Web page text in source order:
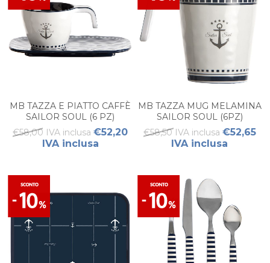
MB TAZZA E PIATTO CAFFÈ
SAILOR SOUL (6 PZ)
€58,00 IVA inclusa €52,20
IVA inclusa
MB TAZZA MUG MELAMINA
SAILOR SOUL (6PZ)
€58,50 IVA inclusa €52,65
IVA inclusa